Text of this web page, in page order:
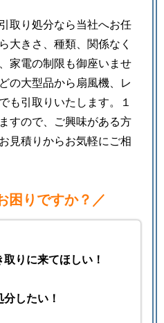
取り処分なら当社へお任
大きさ、種類、関係なく
家電の制限も御座いませ
の大型品から扇風機、レ
も引取りいたします。１
すので、ご興味がある方
見積りからお気軽にご相
困りですか？／
りに来てほしい！
したい！